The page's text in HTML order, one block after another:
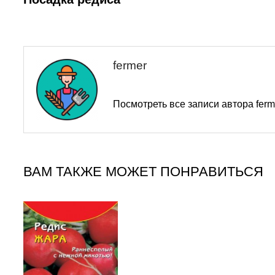
fermer
Посмотреть все записи автора
ВАМ ТАКЖЕ МОЖЕТ ПОНРАВИТЬСЯ